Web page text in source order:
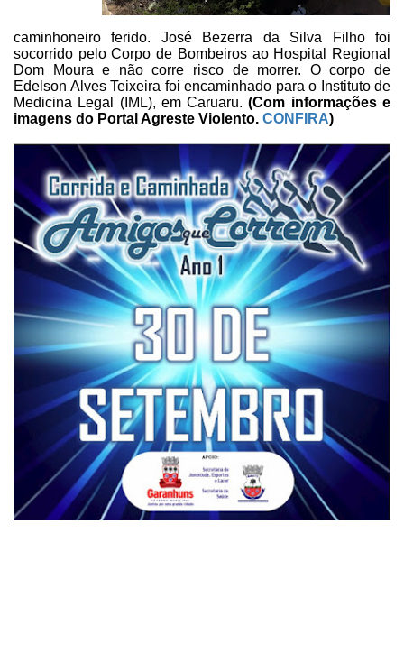
caminhoneiro ferido. JoséBezerra da Silva Filhofoi
socorrido pelo Corpo de Bombeirosao Hospital Regional
Dom Moura e não corre risco de morrer. O corpo de
Edelson Alves Teixeira foi encaminhado para o Instituto de
Medicina Legal (IML), em Caruaru. (Com informações e
imagens do Portal Agreste Violento. CONFIRA)